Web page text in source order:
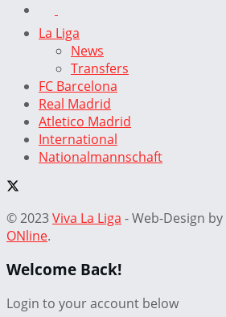
La Liga
News
Transfers
FC Barcelona
Real Madrid
Atletico Madrid
International
Nationalmannschaft
© 2023Viva La Liga - Web-Design by
ONline.
Welcome Back!
Login to your account below